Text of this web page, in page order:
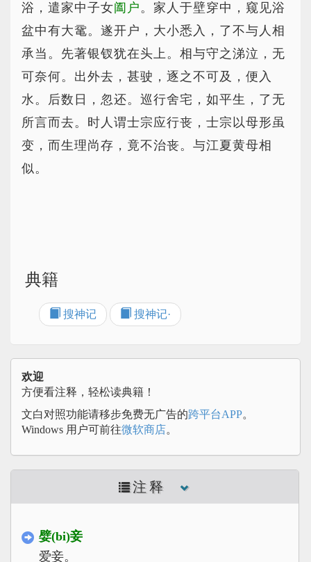
浴，遣家中子女阖户。家人于壁穿中，窥见浴
盆中有大鼋。遂开户，大小悉入，了不与人相
承当。先著银钗犹在头上。相与守之涕泣，无
可奈何。出外去，甚驶，逐之不可及，便入
水。后数日，忽还。巡行舍宅，如平生，了无
所言而去。时人谓士宗应行丧，士宗以母形虽
变，而生理尚存，竟不治丧。与江夏黄母相
似。
典籍
搜神记 搜神记·
欢迎
方便看注释，轻松读典籍！
文白对照功能请移步免费无广告的跨平台APP。
Windows 用户可前往微软商店。
注释
嬖(bi)妾
爱妾。